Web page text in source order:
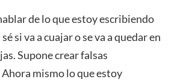
de lo que estoy escribiendo
si va a cuajar o se va a quedar en
Supone crear falsas
mismo lo que estoy